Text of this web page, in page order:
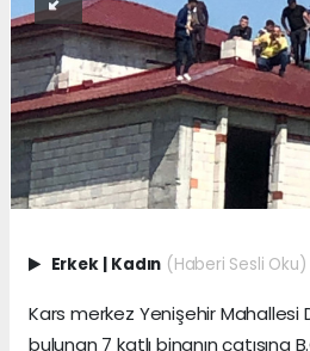
Erkek | Kadın (Haberi Sesli Oku)
Kars merkez Yenişehir Mahallesi
bulunan 7 katlı binanın çatısına